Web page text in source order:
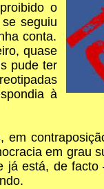
o
seguiu
conta.
quase
pude ter
à
em grau
está, de